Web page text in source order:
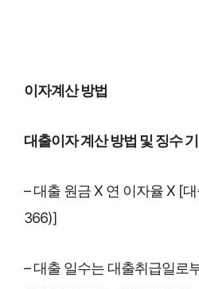
이자계산 방법
대출이자 계산 방법 및 징수
– 대출 원금 X 연 이자율 X [
366)]
– 대출 일수는 대출취급일로